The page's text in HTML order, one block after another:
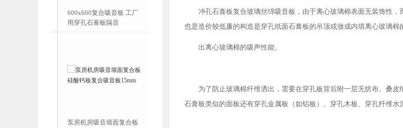
冲孔石膏板复合玻璃丝绵吸音板，由于离心玻璃棉表面无装饰性
也是造价较低廉的构造是穿孔纸面石膏板的吊顶或做成内填离心玻璃
出离心玻璃棉的吸声性能。
为了防止玻璃棉纤维洒出，需要在穿孔板背后附一层无纺布、桑
石膏板类似的面板还有穿孔金属板（如铝板）、穿孔木板、穿孔纤维水
600x600复合吸音板 工厂
用穿孔石膏板隔音
泵房机房吸音墙面复合板